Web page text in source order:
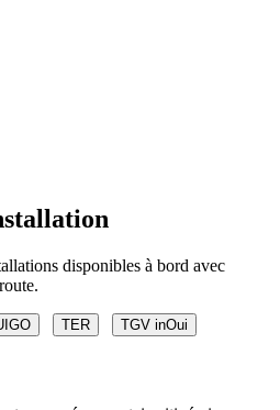
disponibles à bord avec
TER TGV inOui